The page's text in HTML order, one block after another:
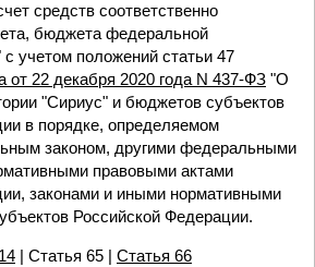
средств соответственно
бюджета федеральной
учетом положений статьи 47
от 22 декабря 2020 года N 437-ФЗ "О
"Сириус" и бюджетов субъектов
в порядке, определяемом
законом, другими федеральными
правовыми актами
законами и иными нормативными
Российской Федерации.
| Статья 65 | Статья 66